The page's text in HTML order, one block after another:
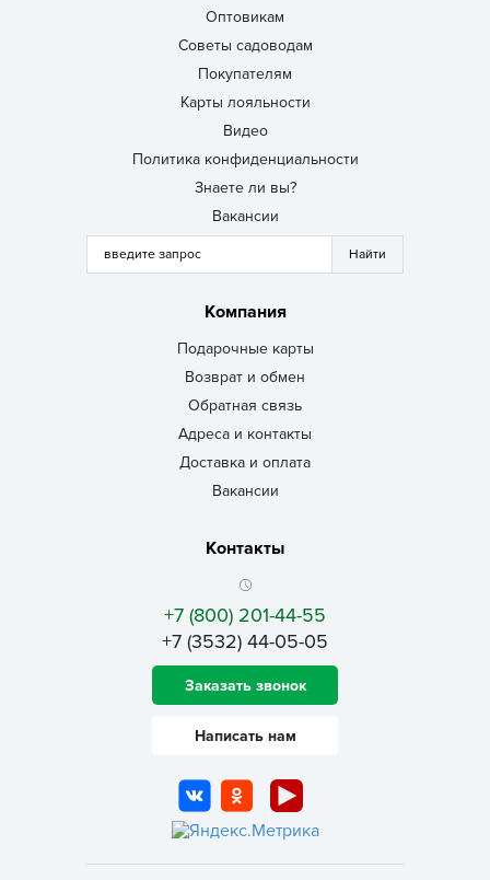
Оптовикам
Советы садоводам
Покупателям
Карты лояльности
Видео
Политика конфиденциальности
Знаете ли вы?
Вакансии
Компания
Подарочные карты
Возврат и обмен
Обратная связь
Адреса и контакты
Доставка и оплата
Вакансии
Контакты
+7 (800) 201-44-55
+7 (3532) 44-05-05
Заказать звонок
Написать нам